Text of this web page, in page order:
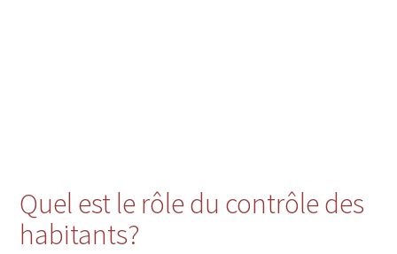
Quel est le rôle du contrôle des
habitants?